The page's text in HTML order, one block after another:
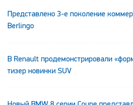
Представлено 3-е поколение
Berlingo
В Renault продемонстрировали
тизер новинки SUV